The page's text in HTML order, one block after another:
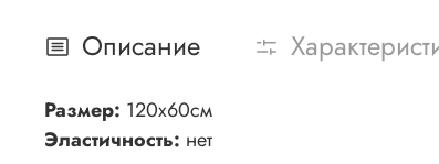
Описание
Размер: 120х60см
Эластичность: нет